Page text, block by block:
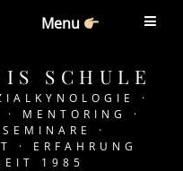
Menu
SCHULE
·
MENTORING ·
·
· ERFAHRUNG
1985